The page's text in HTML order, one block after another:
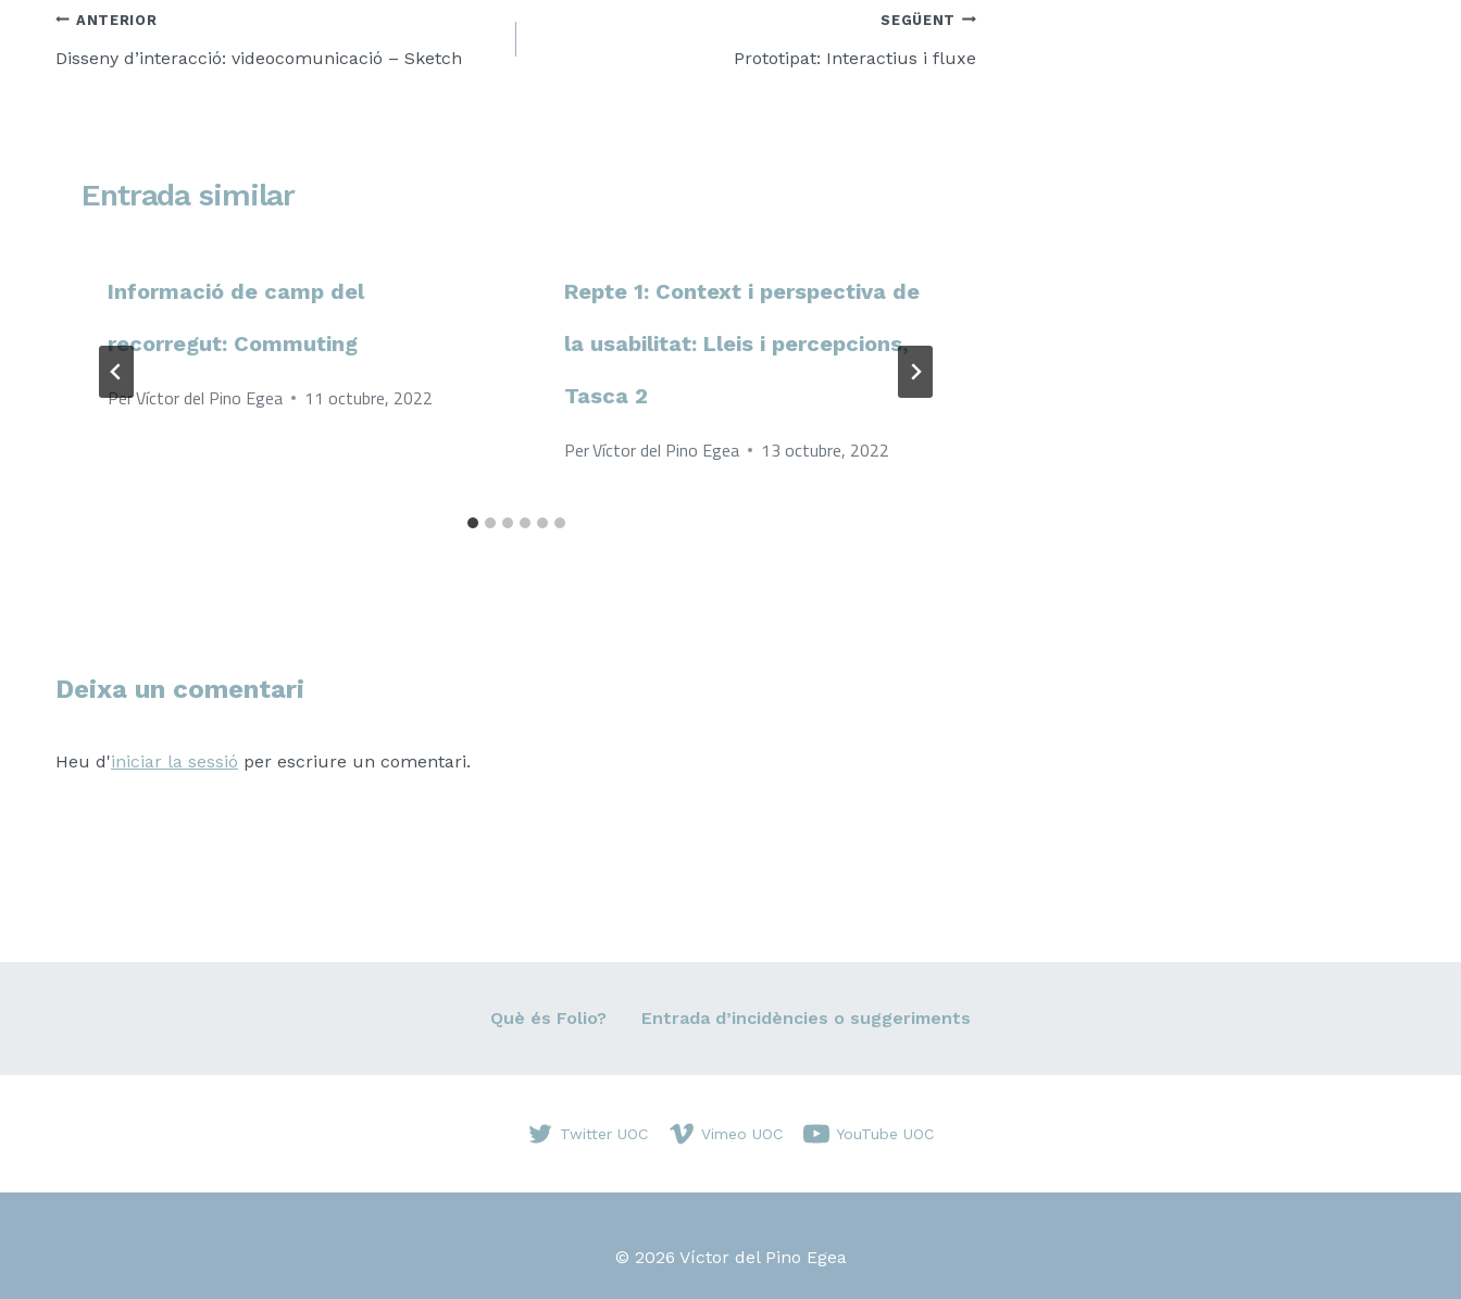
Navegació
d'entrades
ANTERIOR
Disseny d’interacció: videocomunicació – Sketch
SEGÜENT
Prototipat: Interactius i fluxe
Entrada similar
Informació de camp del
recorregut: Commuting
PerVíctor del Pino Egea 11 octubre, 2022
Repte 1: Context i perspectiva de
la usabilitat: Lleis i percepcions,
Tasca 2
PerVíctor del Pino Egea 13 octubre, 2022
Deixa un comentari
Heu d'iniciar la sessió per escriure un comentari.
Què és Folio? Entrada d’incidències o suggeriments
Twitter UOC Vimeo UOC YouTube UOC
© 2026 Víctor del Pino Egea